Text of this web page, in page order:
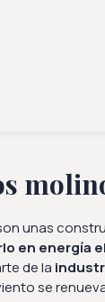
unas
en energía
de la
se